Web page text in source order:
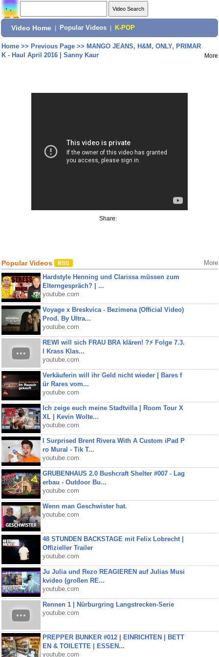
Video Home Popular Videos K-POP
Home>> Previous Page>> MANGO JEANS, H&M, ONLY, PRIMAR
K - Haul April 2016 | Sanny Kaur
More
Share:
Popular Videos More
Hardstyle Henning und Clarissa müssen zum
Elterngespräch? | ...
youtube.com
Voyage x Breskvica - Bezimena (Official Video)
Prod. By Ultra...
youtube.com
REWI will sich FRAU BRA klären! ?⚡️ Folge 7.3.
I Krass Klas...
youtube.com
Verkäuferin will ihr Geld nicht wieder | Bares f
ür Rares vom...
youtube.com
Ich zeige euch meine Stadtvilla | Room Tour X
XL | Kevin Wolte...
youtube.com
I Surprised Brent Rivera With A Custom iPad P
ro Mural - Tik T...
youtube.com
GRUBENHAUS 2.0 Bushcraft Shelter #007 - Lag
erbau - Outdoor Bu...
youtube.com
Wenn man Geschwister hat.
youtube.com
48 STUNDEN BACKSTAGE mit Felix Lobrecht |
Offizieller Trailer
youtube.com
Ju Julia und Rezo REAGIEREN auf Julias Musi
kvideo (großen RE...
youtube.com
Rennen 1 | Nürburgring Langstrecken-Serie
youtube.com
PREPPER BUNKER #012 | EINRICHTEN | BETT
EN & TOILETTE | ESSEN...
youtube.com